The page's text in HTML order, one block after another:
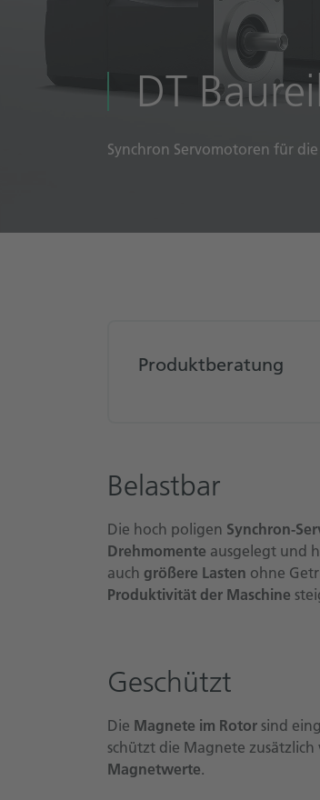
DT
Synchron Servomotoren für
Produktberatung
Belastbar
Die hoch poligen Synchron-
Drehmomente ausgelegt und
auch größere Lasten ohne
Produktivität der Maschine
Geschützt
Die Magnete im Rotor sind
schützt die Magnete
Magnetwerte.